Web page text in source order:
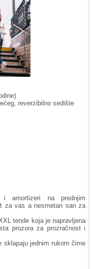
reverzibilno sedište
amortizeri na prednjim
za vas a nesmetan san za
tende koja je napravljena
prozora za prozračnost i
sklapaju jednim rukom čime